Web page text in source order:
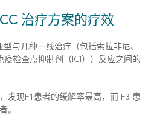
治疗方案的疗效
与几种一线治疗（包括索拉非尼、
检查点抑制剂（ICI））反应之间的
发现F1患者的缓解率最高，而 F3 患
。